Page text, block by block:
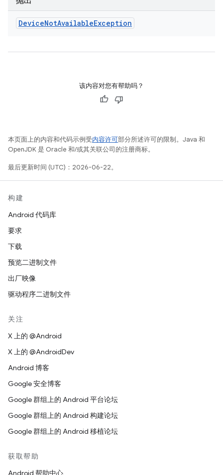
DeviceNotAvailableException
该内容对您有帮助吗？
本页面上的内容和代码示例受内容许可部分所述许可的限制。Java 和
OpenJDK 是 Oracle 和/或其关联公司的注册商标。
最后更新时间 (UTC)：2026-06-22。
构建
Android 代码库
要求
下载
预览二进制文件
出厂映像
驱动程序二进制文件
关注
X 上的 @Android
X 上的 @AndroidDev
Android 博客
Google 安全博客
Google 群组上的 Android 平台论坛
Google 群组上的 Android 构建论坛
Google 群组上的 Android 移植论坛
获取帮助
Android 帮助中心